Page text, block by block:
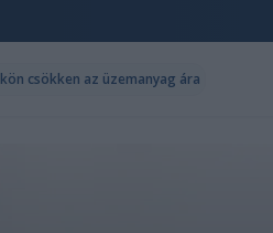
csökken az üzemanyag ára